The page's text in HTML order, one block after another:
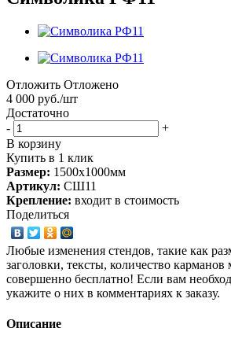
Отложить Отложено
4 000 руб./шт
Достаточно
-
+
В корзину
Купить в 1 клик
Размер: 1500х1000мм
Артикул: СШ11
Крепление: входит в стоимость
Поделиться
Любые изменения стендов, такие как
заголовки, тексты, количество
совершенно бесплатно! Если вам
укажите о них в комментариях к заказу.
Описание